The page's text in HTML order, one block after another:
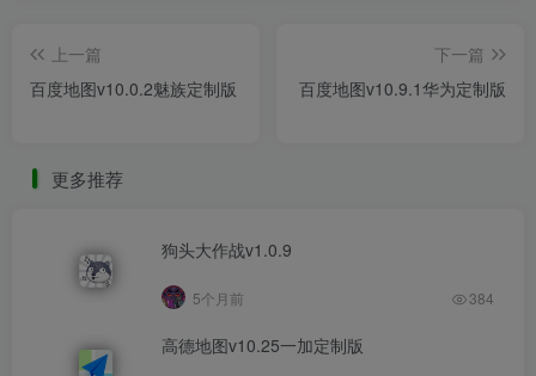
上一篇
百度地图v10.0.2魅族定制版
下一篇
百度地图v10.9.1华为定制版
更多推荐
狗头大作战v1.0.9
5个月前 384
高德地图v10.25一加定制版